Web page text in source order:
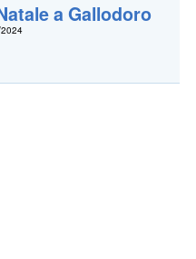
a Gallodoro